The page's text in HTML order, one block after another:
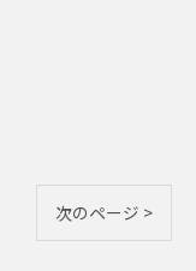
次のページ >